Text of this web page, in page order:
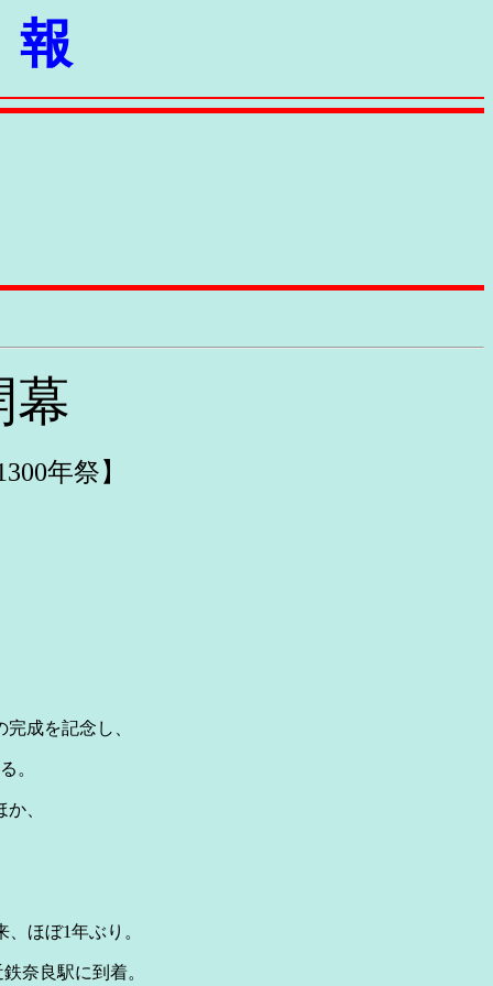
幕
年祭】
成を記念し、
。
、
ほぼ1年ぶり。
奈良駅に到着。